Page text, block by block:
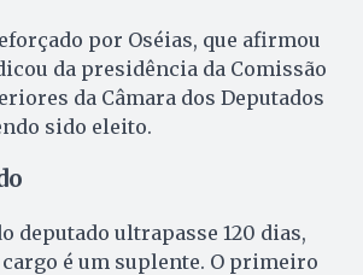
por Oséias, que afirmou
da presidência da Comissão
da Câmara dos Deputados
sido eleito.
deputado ultrapasse 120 dias,
cargo é um suplente. O primeiro